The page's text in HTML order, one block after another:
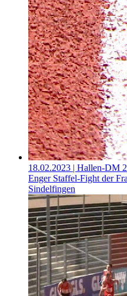
18.02.2023 | Hallen-DM
Enger Staffel-Fight der
Sindelfingen